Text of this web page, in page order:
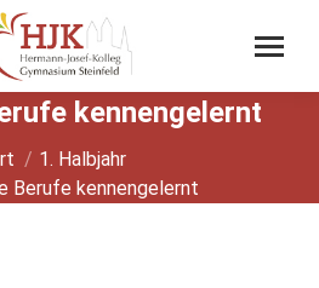
ken­nen­ge­lernt
1. Halbjahr
Beru­fe ken­nen­ge­lernt